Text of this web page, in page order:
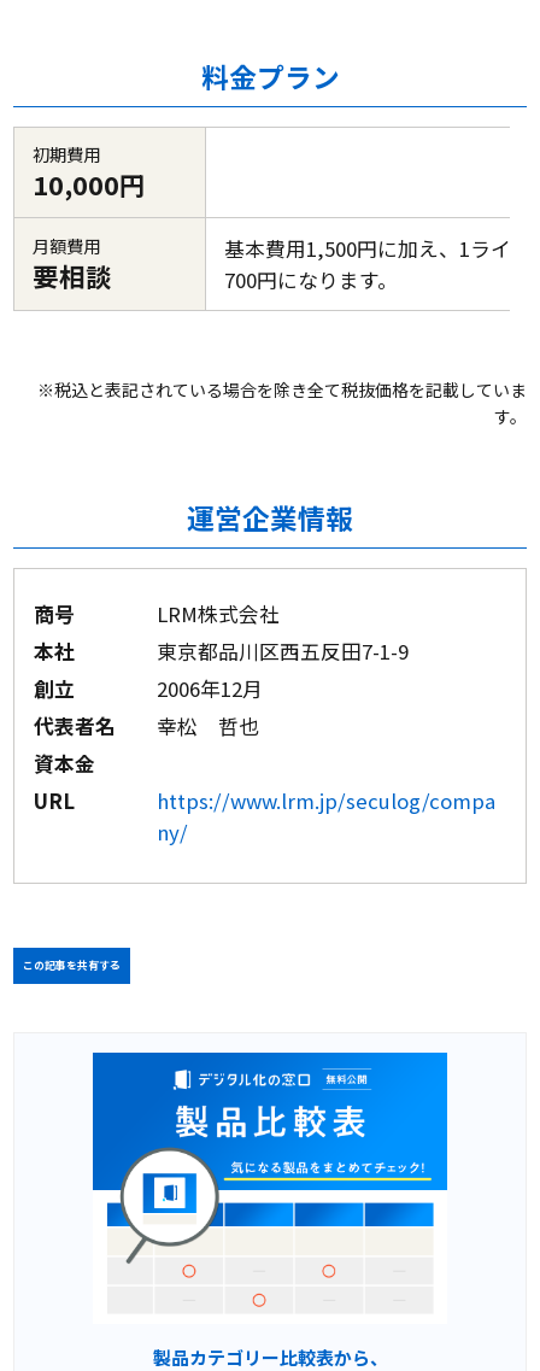
料金プラン
初期費用
10,000円
月額費用
要相談
基本費用1,500円に加え、1ライセ
700円になります。
※税込と表記されている場合を除き全て税抜価格を記載していま
す。
運営企業情報
商号
LRM株式会社
本社
東京都品川区西五反田7-1-9
創立
2006年12月
代表者名
幸松 哲也
資本金
URL
https://www.lrm.jp/seculog/compa
ny/
この記事を共有する
製品カテゴリー比較表から、